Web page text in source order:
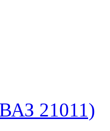
21011)